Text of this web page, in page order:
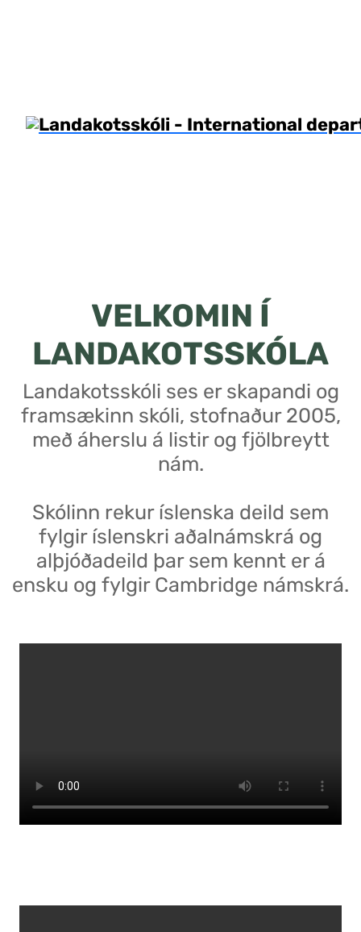
VELKOMIN Í
LANDAKOTSSKÓLA
Landakotsskóli ses er skapandi og
framsækinn skóli, stofnaður 2005,
með áherslu á listir og fjölbreytt
nám.
Skólinn rekur íslenska deild sem
fylgir íslenskri aðalnámskrá og
alþjóðadeild þar sem kennt er á
ensku og fylgir Cambridge námskrá.